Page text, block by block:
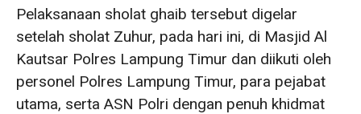
Pelaksanaan sholat ghaib tersebut digelar
setelah sholat Zuhur, pada hari ini, di Masjid Al
Kautsar Polres Lampung Timur dan diikuti oleh
personel Polres Lampung Timur, para pejabat
utama, serta ASN Polri dengan penuh khidmat